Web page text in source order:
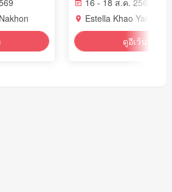
16 - 18 ส.ค. 2569
Estella Khao Yai,
ดูอีเว้นท์